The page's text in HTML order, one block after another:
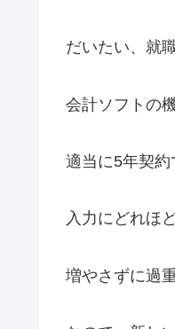
だいたい、就
会計ソフトの
適当に5年契約
入力にどれほ
増やさずに過